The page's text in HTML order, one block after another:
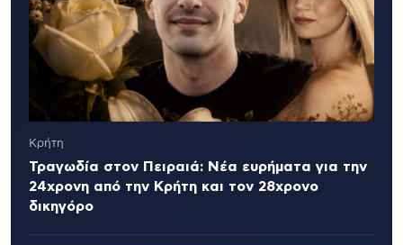
Κρήτη
Τραγωδία στον Πειραιά: Νέα ευρήματα για την
24χρονη από την Κρήτη και τον 28χρονο
δικηγόρο